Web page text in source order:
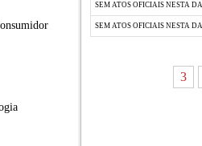
SEM ATOS OFICIAIS NESTA
SEM ATOS OFICIAIS NESTA
3